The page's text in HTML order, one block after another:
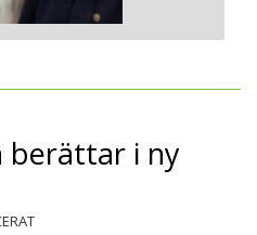
berättar i ny